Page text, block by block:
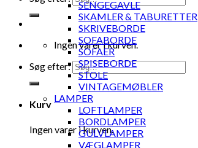
Ingen varer i kurven.
Søg efter:
Kurv
Ingen varer i kurven.
SENGEGAVLE
SKAMLER & TABURETTER
SKRIVEBORDE
SOFABORDE
SOFAER
SPISEBORDE
STOLE
VINTAGEMØBLER
LAMPER
LOFTLAMPER
BORDLAMPER
GULVLAMPER
VÆGLAMPER